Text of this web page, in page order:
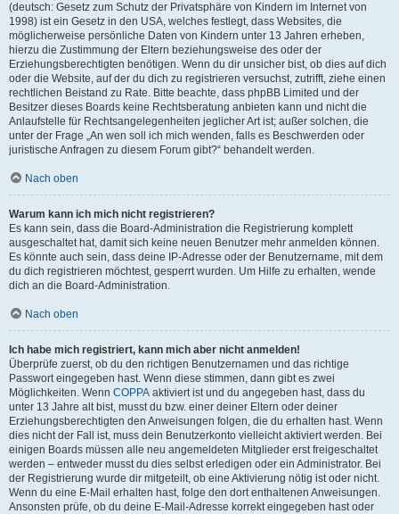
(deutsch: Gesetz zum Schutz der Privatsphäre von Kindern im Internet von
1998) ist ein Gesetz in den USA, welches festlegt, dass Websites, die
möglicherweise persönliche Daten von Kindern unter 13 Jahren erheben,
hierzu die Zustimmung der Eltern beziehungsweise des oder der
Erziehungsberechtigten benötigen. Wenn du dir unsicher bist, ob dies auf dich
oder die Website, auf der du dich zu registrieren versuchst, zutrifft, ziehe einen
rechtlichen Beistand zu Rate. Bitte beachte, dass phpBB Limited und der
Besitzer dieses Boards keine Rechtsberatung anbieten kann und nicht die
Anlaufstelle für Rechtsangelegenheiten jeglicher Art ist; außer solchen, die
unter der Frage „An wen soll ich mich wenden, falls es Beschwerden oder
juristische Anfragen zu diesem Forum gibt?“ behandelt werden.
Nach oben
Warum kann ich mich nicht registrieren?
Es kann sein, dass die Board-Administration die Registrierung komplett
ausgeschaltet hat, damit sich keine neuen Benutzer mehr anmelden können.
Es könnte auch sein, dass deine IP-Adresse oder der Benutzername, mit dem
du dich registrieren möchtest, gesperrt wurden. Um Hilfe zu erhalten, wende
dich an die Board-Administration.
Nach oben
Ich habe mich registriert, kann mich aber nicht anmelden!
Überprüfe zuerst, ob du den richtigen Benutzernamen und das richtige
Passwort eingegeben hast. Wenn diese stimmen, dann gibt es zwei
Möglichkeiten. Wenn COPPA aktiviert ist und du angegeben hast, dass du
unter 13 Jahre alt bist, musst du bzw. einer deiner Eltern oder deiner
Erziehungsberechtigten den Anweisungen folgen, die du erhalten hast. Wenn
dies nicht der Fall ist, muss dein Benutzerkonto vielleicht aktiviert werden. Bei
einigen Boards müssen alle neu angemeldeten Mitglieder erst freigeschaltet
werden – entweder musst du dies selbst erledigen oder ein Administrator. Bei
der Registrierung wurde dir mitgeteilt, ob eine Aktivierung nötig ist oder nicht.
Wenn du eine E-Mail erhalten hast, folge den dort enthaltenen Anweisungen.
Ansonsten prüfe, ob du deine E-Mail-Adresse korrekt eingegeben hast oder